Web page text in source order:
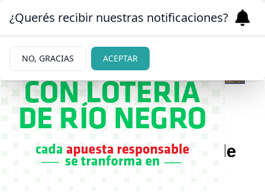
30/05/2026
Choque frontal en el sur de
Bariloche: tres personas
¿Querés recibir nuestras notificaciones?
NO, GRACIAS ACEPTAR